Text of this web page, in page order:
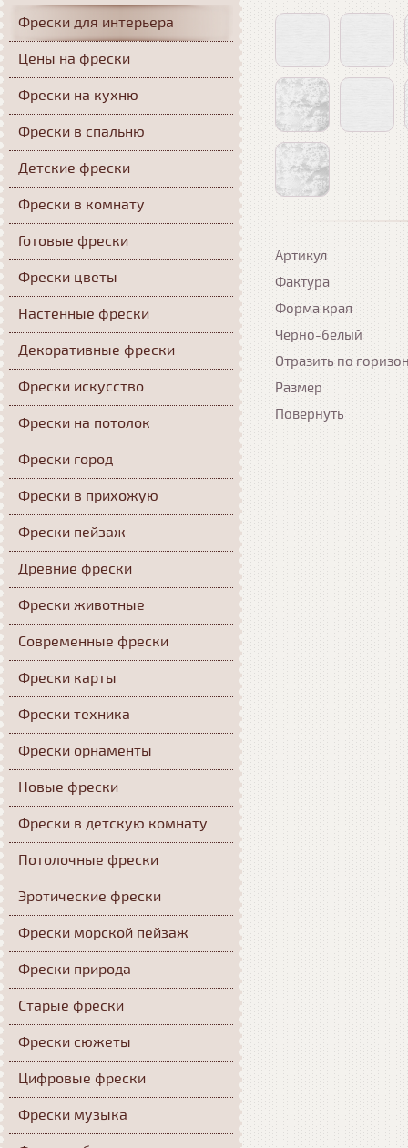
Артикул
Фактура
Форма края
Черно-белый
Отразить по
Размер
Повернуть
Фрески для интерьера
Цены на фрески
Фрески на кухню
Фрески в спальню
Детские фрески
Фрески в комнату
Готовые фрески
Фрески цветы
Настенные фрески
Декоративные фрески
Фрески искусство
Фрески на потолок
Фрески город
Фрески в прихожую
Фрески пейзаж
Древние фрески
Фрески животные
Современные фрески
Фрески карты
Фрески техника
Фрески орнаменты
Новые фрески
Фрески в детскую комнату
Потолочные фрески
Эротические фрески
Фрески морской пейзаж
Фрески природа
Старые фрески
Фрески сюжеты
Цифровые фрески
Фрески музыка